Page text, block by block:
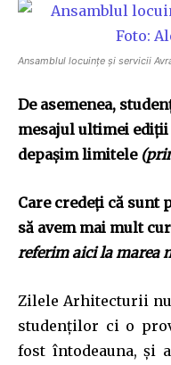
Ansamblul locuințe și servicii
De asemenea,
mesajul ultimei
depaşim limitele
Care credeţi că sunt
să avem mai mult
referim aici la marea
Zilele Arhitecturii
studenților ci o
fost întodeauna, și